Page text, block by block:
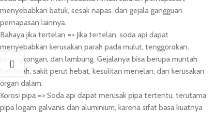
menyebabkan batuk, sesak napas, dan gejala gangguan
pernapasan lainnya.
Bahaya jika tertelan => Jika tertelan, soda api dapat
menyebabkan kerusakan parah pada mulut, tenggorokan,
kerongkongan, dan lambung. Gejalanya bisa berupa muntah
berdarah, sakit perut hebat, kesulitan menelan, dan kerusakan
organ dalam.
Korosi pipa => Soda api dapat merusak pipa tertentu, terutama
pipa logam galvanis dan aluminium, karena sifat basa kuatnya